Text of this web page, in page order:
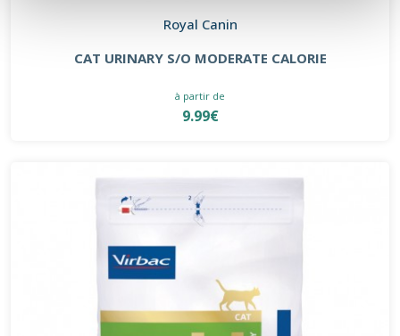
Royal Canin
CAT URINARY S/O MODERATE CALORIE
à partir de
9.99€